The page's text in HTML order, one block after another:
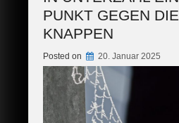
PUNKT GEGEN DIE
KNAPPEN
Posted on 20. Januar 2025